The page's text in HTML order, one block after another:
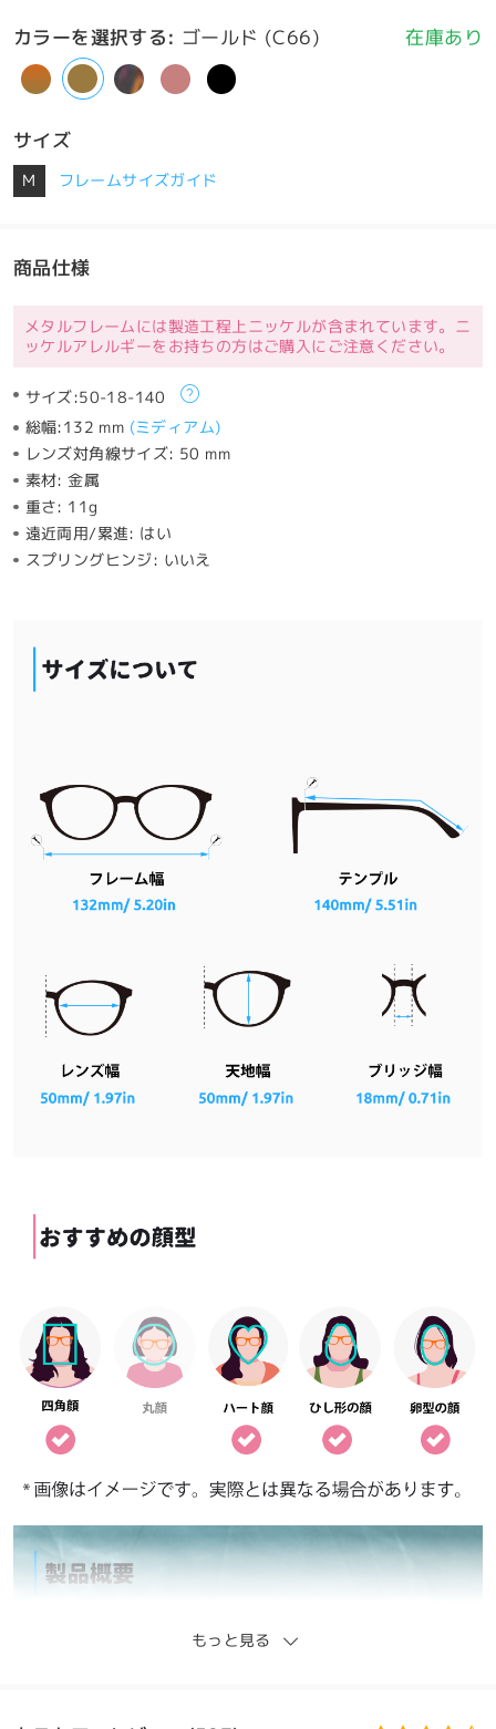
カラーを選択する: ゴールド (C66) 在庫あり
サイズ
M フレームサイズガイド
商品仕様
メタルフレームには製造工程上ニッケルが含まれています。ニ
ッケルアレルギーをお持ちの方はご購入にご注意ください。
サイズ:50-18-140
総幅:132 mm (ミディアム)
レンズ対角線サイズ: 50 mm
素材:金属
重さ: 11g
遠近両用/累進: はい
スプリングヒンジ: いいえ
もっと見る